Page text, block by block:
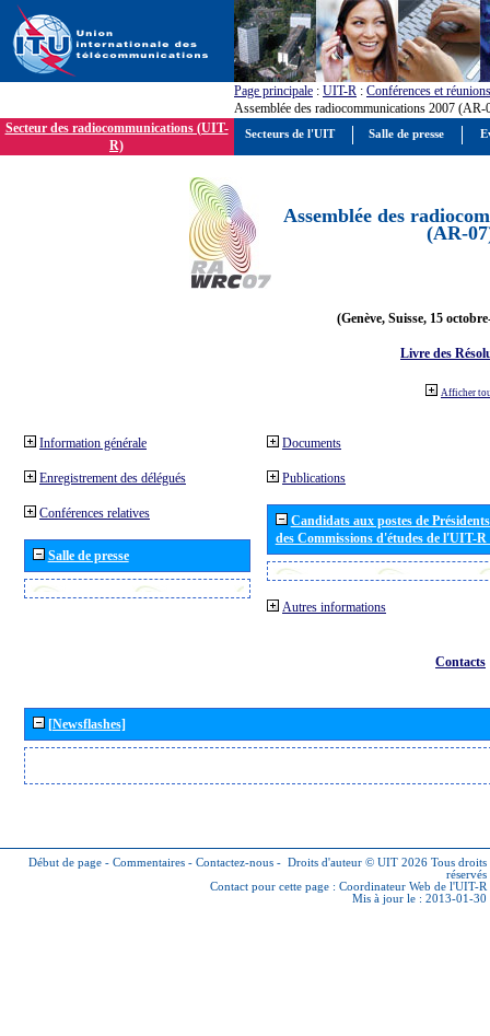
Page principale : UIT-R : Conférences et réunions
Assemblée des radiocommunications 2007 (AR-
Secteur des radiocommunications (UIT-
R)
Assemblée des
(AR-
(Genève, Suisse, 15
Livre des
Afficher
Information générale
Enregistrement des délégués
Conférences relatives
Salle de presse
Documents
Publications
Candidats aux postes de
des Commissions d'études de l'UIT-
Autres informations
Contacts
[Newsflashes]
Début de page - Commentaires - Contactez-nous - Droits d'auteur © UIT 2026 Tous droits
réservés
Contact pour cette page : Coordinateur Web de l'UIT-R
Mis à jour le : 2013-01-30
Secteurs de l'UIT Salle de presse